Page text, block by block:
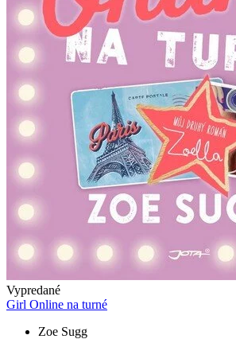
Vypredané
Girl Online na turné
Zoe Sugg